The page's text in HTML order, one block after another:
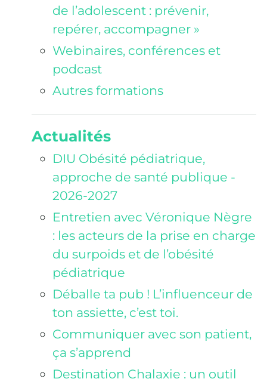
de l’adolescent : prévenir,
repérer, accompagner »
Webinaires, conférences et
podcast
Autres formations
Actualités
DIU Obésité pédiatrique,
approche de santé publique -
2026-2027
Entretien avec Véronique Nègre
: les acteurs de la prise en charge
du surpoids et de l’obésité
pédiatrique
Déballe ta pub ! L’influenceur de
ton assiette, c’est toi.
Communiquer avec son patient,
ça s’apprend
Destination Chalaxie : un outil